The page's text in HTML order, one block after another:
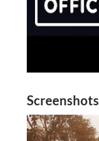
Screenshots